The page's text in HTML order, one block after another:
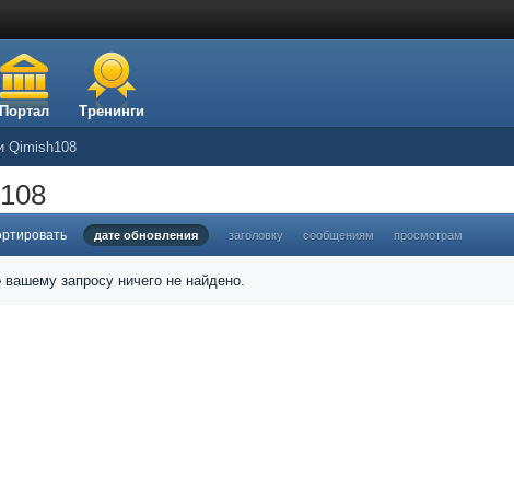
Портал Тренинги
Qimish108
дате обновления заголовку сообщениям просмотрам
вашему запросу ничего не найдено.